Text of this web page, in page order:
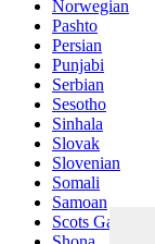
Norwegian
Pashto
Persian
Punjabi
Serbian
Sesotho
Sinhala
Slovak
Slovenian
Somali
Samoan
Scots Gaelic